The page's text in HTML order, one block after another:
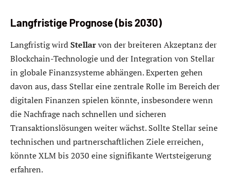
Langfristige Prognose (bis 2030)
Langfristig wirdStellarvon der breiteren Akzeptanz der
Blockchain-Technologie und der Integration von Stellar
in globale Finanzsysteme abhängen. Experten gehen
davon aus, dass Stellar eine zentrale Rolle im Bereich der
digitalen Finanzen spielen könnte, insbesondere wenn
die Nachfrage nach schnellen und sicheren
Transaktionslösungen weiter wächst. Sollte Stellar seine
technischen und partnerschaftlichen Ziele erreichen,
könnte XLM bis 2030 eine signifikante Wertsteigerung
erfahren.